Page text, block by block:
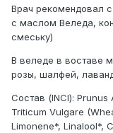
Врач рекомендовал
с маслом Веледа,
смеську)
В веледе в воставе
розы, шалфей,
Состав (INCI): Prunus
Triticum Vulgare
Limonene*, Linalool*,